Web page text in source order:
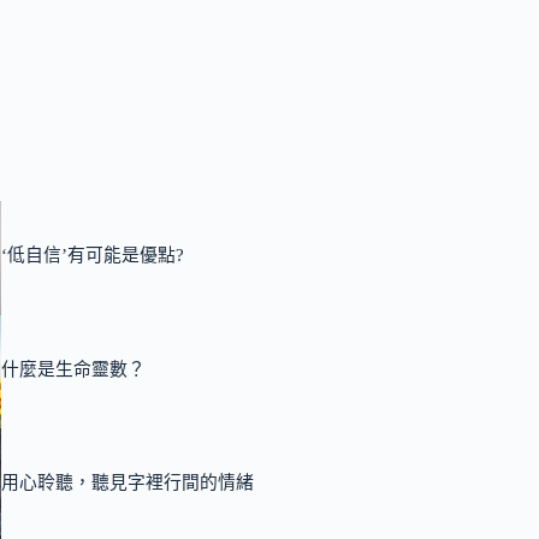
‘低自信’有可能是優點?
什麼是生命靈數？
用心聆聽，聽見字裡行間的情緒